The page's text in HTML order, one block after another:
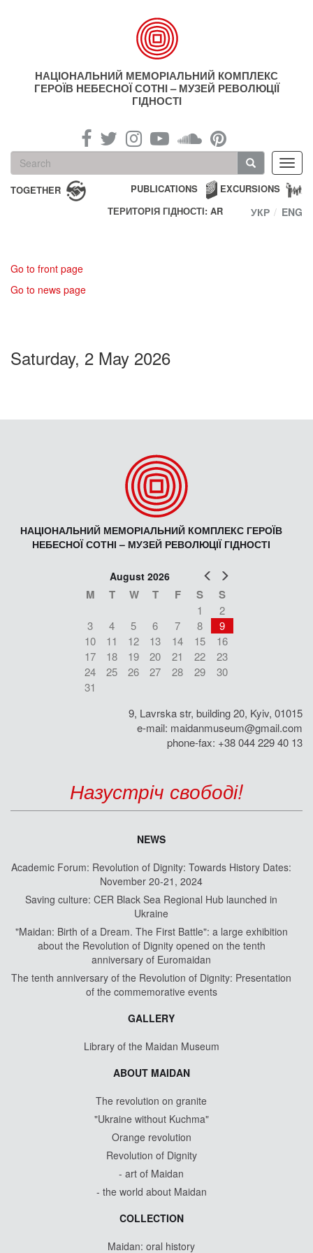
НАЦІОНАЛЬНИЙ МЕМОРІАЛЬНИЙ КОМПЛЕКС
ГЕРОЇВ НЕБЕСНОЇ СОТНІ – МУЗЕЙ РЕВОЛЮЦІЇ
ГІДНОСТІ
Search
form
Search
TOGETHER EXCURSIONS
PUBLICATIONS
ТЕРИТОРІЯ ГІДНОСТІ: AR
УКР ENG
Go to front page
Go to news page
Saturday, 2 May 2026
НАЦІОНАЛЬНИЙ МЕМОРІАЛЬНИЙ КОМПЛЕКС ГЕРОЇВ
НЕБЕСНОЇ СОТНІ – МУЗЕЙ РЕВОЛЮЦІЇ ГІДНОСТІ
Prev
August 2026
M T W T F S S
1
2
3
4 5 6 7 8
9
10
11 12 13 14 15
16
17
18 19 20 21 22
23
24
25 26 27 28 29
30
31
9, Lavrska str, building 20, Kyiv, 01015
e-mail: maidanmuseum@gmail.com
phone-fax: +38 044 229 40 13
Назустріч свободі!
NEWS
Academic Forum: Revolution of Dignity: Towards History Dates:
November 20-21, 2024
Saving culture: CER Black Sea Regional Hub launched in
Ukraine
"Maidan: Birth of a Dream. The First Battle": a large exhibition
about the Revolution of Dignity opened on the tenth
anniversary of Euromaidan
The tenth anniversary of the Revolution of Dignity: Presentation
of the commemorative events
GALLERY
Library of the Maidan Museum
ABOUT MAIDAN
The revolution on granite
"Ukraine without Kuchma"
Orange revolution
Revolution of Dignity
- art of Maidan
- the world about Maidan
COLLECTION
Maidan: oral history